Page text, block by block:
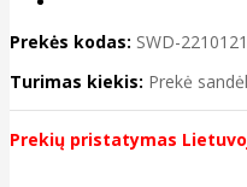
Prekės kodas: SWD-
Turimas kiekis: Prekė
Prekių pristatymas